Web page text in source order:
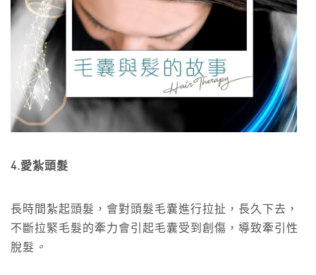
4.愛紮頭髮
長時間紮起頭髮，會對頭髮毛囊進行拉扯，長久下去，
不斷拉緊毛髮的牽力會引起毛囊受到創傷，導致牽引性
脫髮 。